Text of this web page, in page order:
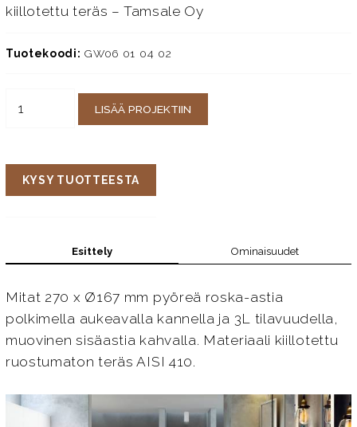
kiillotettu teräs – Tamsale Oy
Tuotekoodi: GW06 01 04 02
LISÄÄ PROJEKTIIN
KYSY TUOTTEESTA
Esittely Ominaisuudet
Mitat 270 x Ø167 mm pyöreä roska-astia
polkimella aukeavalla kannella ja 3L tilavuudella,
muovinen sisäastia kahvalla. Materiaali kiillotettu
ruostumaton teräs AISI 410.